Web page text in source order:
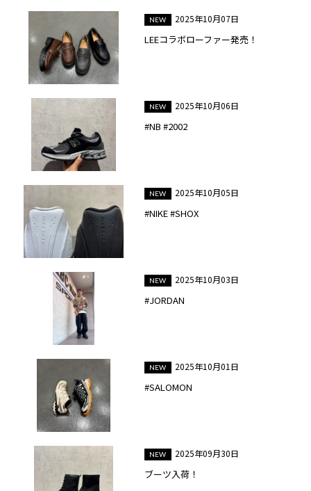
2025年10月07日
LEEコラボローファー発売！
2025年10月06日
#NB #2002
2025年10月05日
#NIKE #SHOX
2025年10月03日
#JORDAN
2025年10月01日
#SALOMON
2025年09月30日
ブーツ入荷！